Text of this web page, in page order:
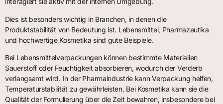
Dies ist besonders wichtig in Branchen, in denen die
Produktstabilität von Bedeutung ist. Lebensmittel, Pharmazeutika
und hochwertige Kosmetika sind gute Beispiele.
Bei Lebensmittelverpackungen können bestimmte Materialien
Sauerstoff oder Feuchtigkeit absorbieren, wodurch der Verderb
verlangsamt wird. In der Pharmaindustrie kann Verpackung helfen,
Temperaturstabilität zu gewährleisten. Bei Kosmetika kann sie die
Qualität der Formulierung über die Zeit bewahren, insbesondere bei